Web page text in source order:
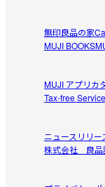
無印良品の家
MUJI BOOKS
MUJI アプリカ
Tax-free
ニュースリリー
株式会社 良品